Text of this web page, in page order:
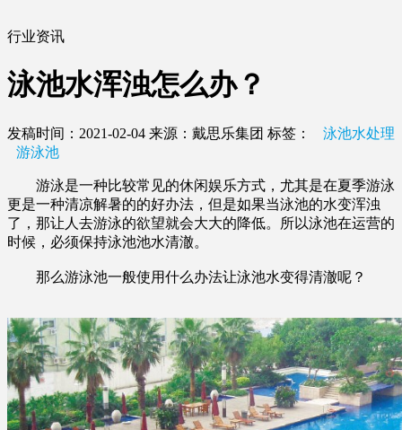
行业资讯
泳池水浑浊怎么办？
发稿时间：2021-02-04 来源：戴思乐集团 标签：
泳池水处理
游泳池
游泳是一种比较常见的休闲娱乐方式，尤其是在夏季游泳
更是一种清凉解暑的的好办法，但是如果当泳池的水变浑浊
了，那让人去游泳的欲望就会大大的降低。所以泳池在运营的
时候，必须保持泳池池水清澈。
那么游泳池一般使用什么办法让泳池水变得清澈呢？